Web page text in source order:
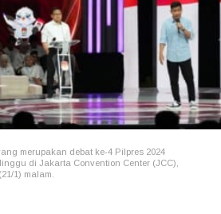
merupakan debat ke-4 Pilpres 2024
di Jakarta Convention Center (JCC),
1) malam.